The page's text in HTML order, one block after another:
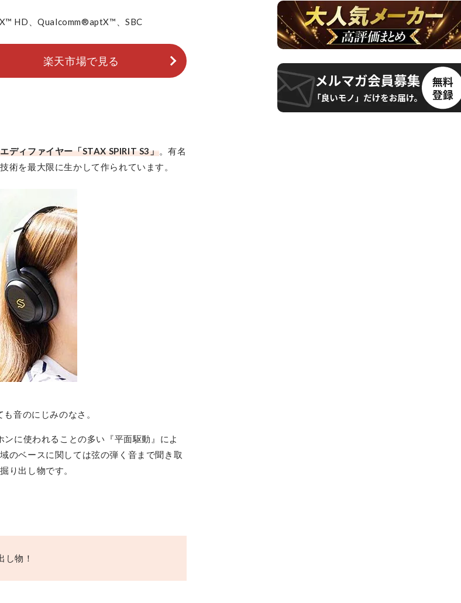
HD、Qualcomm®aptX™、SBC
楽天市場で見る
エディファイヤー「STAX SPIRIT S3」。有名
術を最大限に生かして作られています。
音のにじみのなさ。
に使われることの多い『平面駆動』によ
のベースに関しては弦の弾く音まで聞き取
り出し物です。
し物！